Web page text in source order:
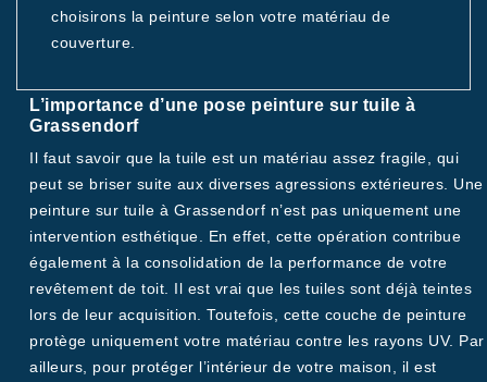
choisirons la peinture selon votre matériau de
couverture.
L’importance d’une pose peinture sur tuile à
Grassendorf
Il faut savoir que la tuile est un matériau assez fragile, qui
peut se briser suite aux diverses agressions extérieures. Une
peinture sur tuile à Grassendorf n’est pas uniquement une
intervention esthétique. En effet, cette opération contribue
également à la consolidation de la performance de votre
revêtement de toit. Il est vrai que les tuiles sont déjà teintes
lors de leur acquisition. Toutefois, cette couche de peinture
protège uniquement votre matériau contre les rayons UV. Par
ailleurs, pour protéger l’intérieur de votre maison, il est